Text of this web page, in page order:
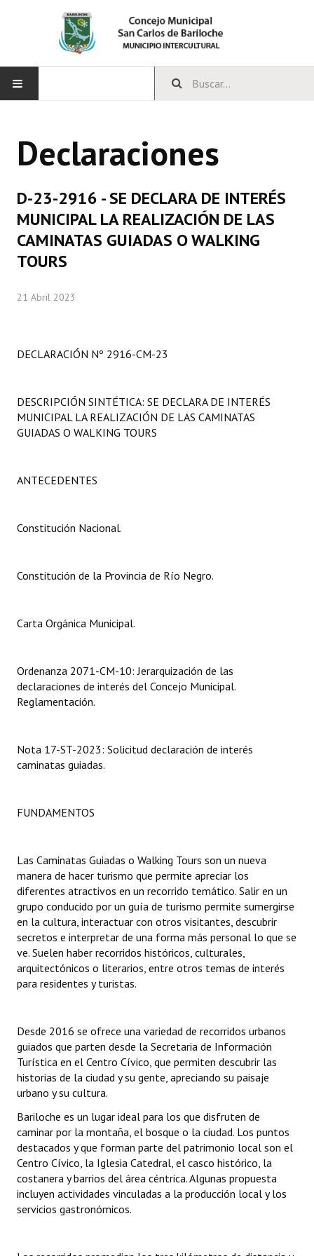
CONCEJO
Integrantes del Concejo
Comisiones Permanentes
Comisiones Especiales
Concejales Mandato Cumplido
LEGISLACIÓN
Constitución Provincial
Reglamento Interno
Organigrama
Proyectos Presentados
Actas de Sesión
Actas de Audiencias Públicas
Declaraciones
Resoluciones
Resoluciones de Presidencia
INSTITUCIONAL
Antiguos Pobladores
Registros y Distinciones
Datos Históricos
Premio al Mérito - Registro
Audiencias Públicas - Registro
Mujeres que Dejaron Huellas - Registro
Periodistas Decanos - Registro
Ciudadano Ilustre - Registro
Declaraciones
D-23-2916 - SE DECLARA DE INTERÉS
MUNICIPAL LA REALIZACIÓN DE LAS
CAMINATAS GUIADAS O WALKING
TOURS
21 Abril 2023
DECLARACIÓN Nº 2916-CM-23
DESCRIPCIÓN SINTÉTICA: SE DECLARA DE INTERÉS
MUNICIPAL LA REALIZACIÓN DE LAS CAMINATAS
GUIADAS O WALKING TOURS
ANTECEDENTES
Constitución Nacional.
Constitución de la Provincia de Río Negro.
Carta Orgánica Municipal.
Ordenanza 2071-CM-10: Jerarquización de las
declaraciones de interés del Concejo Municipal.
Reglamentación.
Nota 17-ST-2023: Solicitud declaración de interés
caminatas guiadas.
FUNDAMENTOS
Las Caminatas Guiadas o Walking Tours son un nueva
manera de hacer turismo que permite apreciar los
diferentes atractivos en un recorrido temático. Salir en un
grupo conducido por un guía de turismo permite sumergirse
en la cultura, interactuar con otros visitantes, descubrir
secretos e interpretar de una forma más personal lo que se
ve. Suelen haber recorridos históricos, culturales,
arquitectónicos o literarios, entre otros temas de interés
para residentes y turistas.
Desde 2016 se ofrece una variedad de recorridos urbanos
guiados que parten desde la Secretaria de Información
Turística en el Centro Cívico, que permiten descubrir las
historias de la ciudad y su gente, apreciando su paisaje
urbano y su cultura.
Bariloche es un lugar ideal para los que disfruten de
caminar por la montaña, el bosque o la ciudad. Los puntos
destacados y que forman parte del patrimonio local son el
Centro Cívico, la Iglesia Catedral, el casco histórico, la
costanera y barrios del área céntrica. Algunas propuesta
incluyen actividades vinculadas a la producción local y los
servicios gastronómicos.